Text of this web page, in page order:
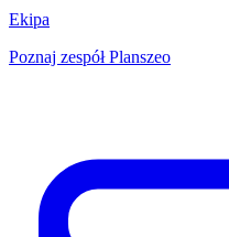
Ekipa
Poznaj zespół Planszeo